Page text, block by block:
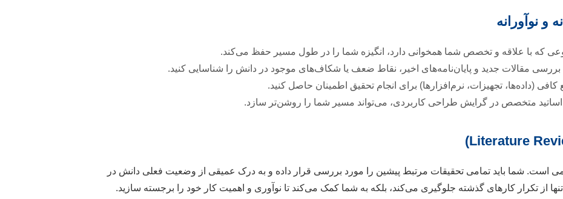
که با علاقه و تخصص شما همخوانی دارد، انگیزه شما را در طول مسیر حفظ می‌کند.
بررسی مقالات جدید و پایان‌نامه‌های اخیر، نقاط ضعف یا شکاف‌های موجود در دانش را شناسایی کنید.
کافی (داده‌ها، تجهیزات، نرم‌افزارها) برای انجام تحقیق اطمینان حاصل کنید.
اساتید متخصص در گرایش طراحی کاربردی، می‌تواند مسیر شما را روشن‌تر سازد.
است. شما باید تمامی تحقیقات مرتبط پیشین را مورد بررسی قرار داده و به درک عمیقی از وضعیت فعلی دانش در
از تکرار کارهای گذشته جلوگیری می‌کند، بلکه به شما کمک می‌کند تا نوآوری و اهمیت کار خود را برجسته سازید.